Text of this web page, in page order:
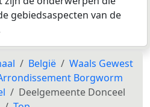
gebiedsaspecten van de
België
Waals Gewest
Borgworm
Deelgemeente Donceel